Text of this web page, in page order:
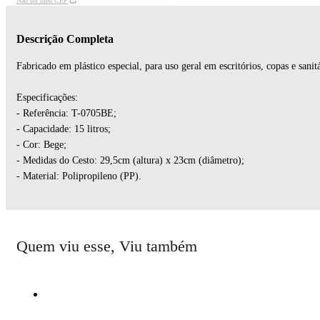
Descrição Completa
Fabricado em plástico especial, para uso geral em escritórios, copas e
Especificações:
- Referência: T-0705BE;
- Capacidade: 15 litros;
- Cor: Bege;
- Medidas do Cesto: 29,5cm (altura) x 23cm (diâmetro);
- Material: Polipropileno (PP).
Quem viu esse, Viu também